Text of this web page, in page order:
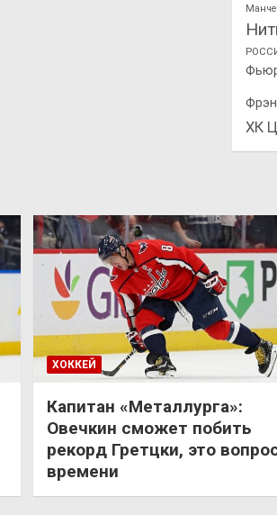
ХК
ХОККЕЙ
Капитан «Металлурга»:
Овечкин сможет побить
рекорд Гретцки, это
времени